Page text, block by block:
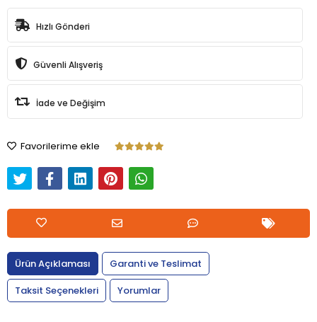
Hızlı Gönderi
Güvenli Alışveriş
İade ve Değişim
Favorilerime ekle
Ürün Açıklaması
Garanti ve Teslimat
Taksit Seçenekleri
Yorumlar